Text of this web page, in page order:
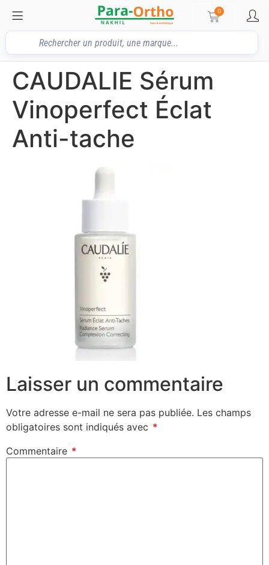
0
CAUDALIE Sérum
Vinoperfect Éclat
Anti-tache
Laisser un commentaire
Votre adresse e-mail ne sera pas publiée. Les champs
obligatoires sont indiqués avec *
Commentaire *